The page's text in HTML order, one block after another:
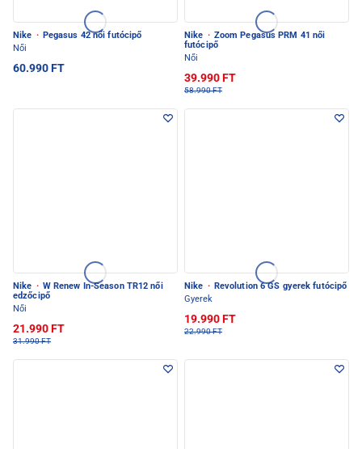
Nike · Pegasus 42 női futócipő
Női
60.990 FT
Nike · Zoom Pegasus PRM 41 női
futócipő
Női
39.990 FT
58.990 FT
Nike · W Renew In-Season TR12 női
edzőcipő
Női
21.990 FT
31.990 FT
Nike · Revolution 6 GS gyerek futócipő
Gyerek
19.990 FT
22.990 FT